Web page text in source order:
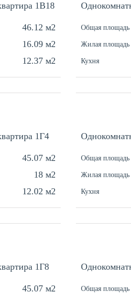
1В18
46.12 м2
16.09 м2
12.37 м2
Общая площадь
Жилая площадь
Кухня
1Г4
45.07 м2
18 м2
12.02 м2
Общая площадь
Жилая площадь
Кухня
1Г8
45.07 м2 Общая площадь